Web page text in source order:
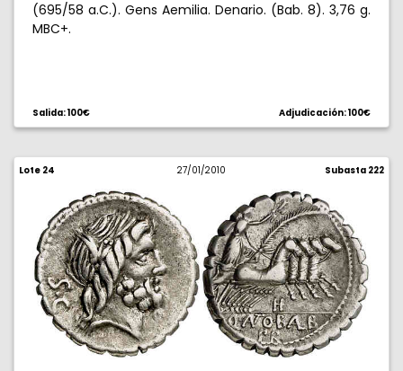
(695/58 a.C.). Gens Aemilia. Denario. (Bab. 8). 3,76 g.
MBC+.
Salida: 100€ Adjudicación: 100€
Lote 24 27/01/2010 Subasta 222